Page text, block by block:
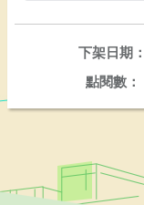
下架日期：
點閱數：